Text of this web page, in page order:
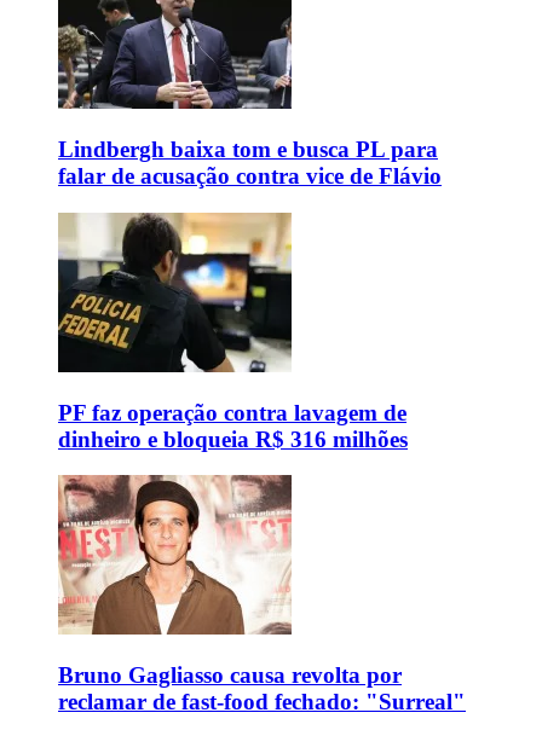
Lindbergh baixa tom e busca PL para
falar de acusação contra vice de Flávio
PF faz operação contra lavagem de
dinheiro e bloqueia R$ 316 milhões
Bruno Gagliasso causa revolta por
reclamar de fast-food fechado: "Surreal"